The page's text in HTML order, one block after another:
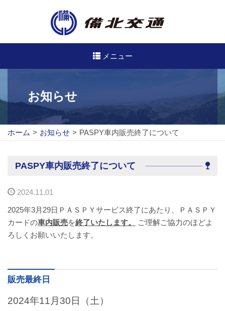
メニュー
高速バス
路線バス
バスのご利用方法
バスパックについて
お知らせ
ホーム > お知らせ > PASPY車内販売終了について
PASPY車内販売終了について
2024.11.01
2025年3月29日ＰＡＳＰＹサービス終了にあたり、ＰＡＳＰＹ
カードの車内販売を終了いたします。
ご理解ご協力のほどよ
ろしくお願いいたします。
販売最終日
2024年11月30日（土）